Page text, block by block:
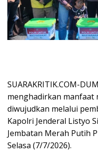
SUARAKRITIK.COM-
menghadirkan manfaat
diwujudkan melalui
Kapolri Jenderal Listyo
Jembatan Merah Putih
Selasa (7/7/2026).